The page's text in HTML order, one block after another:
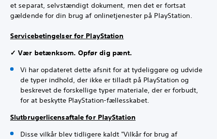
et separat, selvstændigt dokument, men det er fortsat
gældende for din brug af onlinetjenester på PlayStation.
Servicebetingelser for PlayStation
✓ Vær betænksom. Opfør dig pænt.
Vi har opdateret dette afsnit for at tydeliggøre og udvide
de typer indhold, der ikke er tilladt på PlayStation og
beskrevet de forskellige typer materiale, der er forbudt,
for at beskytte PlayStation-fællesskabet.
Slutbrugerlicensaftale for PlayStation
Disse vilkår blev tidligere kaldt "Vilkår for brug af